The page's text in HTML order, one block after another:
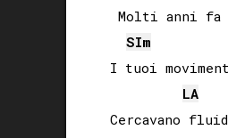
  Molti anni fa
SIm
I tuoi
LA